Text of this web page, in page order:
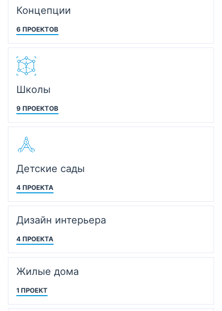
Концепции
6 ПРОЕКТОВ
Школы
9 ПРОЕКТОВ
Детские сады
4 ПРОЕКТА
Дизайн интерьера
4 ПРОЕКТА
Жилые дома
1 ПРОЕКТ